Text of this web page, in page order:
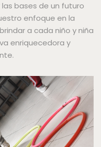
bases de un futuro
enfoque en la
a cada niño y niña
enriquecedora y